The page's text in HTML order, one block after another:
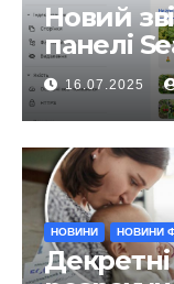
Новий
панелі
чого він?
16.07.2025
НОВИНИ НОВИНИ